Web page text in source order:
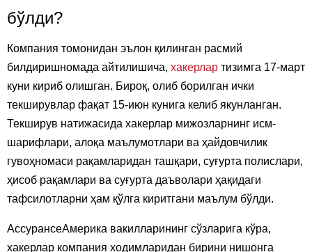
бўлди?
Компания томонидан эълон қилинган расмий
билдиришномада айтилишича, хакерлар тизимга 17-март
куни кириб олишган. Бироқ, олиб борилган ички
текширувлар фақат 15-июн кунига келиб якунланган.
Текширув натижасида хакерлар мижозларнинг исм-
шарифлари, алоқа маълумотлари ва ҳайдовчилик
гувоҳномаси рақамларидан ташқари, суғурта полислари,
ҳисоб рақамлари ва суғурта даъволари ҳақидаги
тафсилотларни ҳам қўлга киритгани маълум бўлди.
АссурансеАмерика вакилларининг сўзларига кўра,
хакерлар компания ходимларидан бирини нишонга